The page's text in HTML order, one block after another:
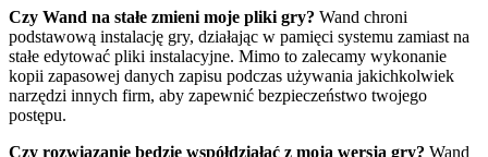
Czy Wand na stałe zmieni moje pliki gry? Wand chroni
podstawową instalację gry, działając w pamięci systemu zamiast na
stałe edytować pliki instalacyjne. Mimo to zalecamy wykonanie
kopii zapasowej danych zapisu podczas używania jakichkolwiek
narzędzi innych firm, aby zapewnić bezpieczeństwo twojego
postępu.
Czy rozwiązanie będzie współdziałać z moją wersją gry? Wand